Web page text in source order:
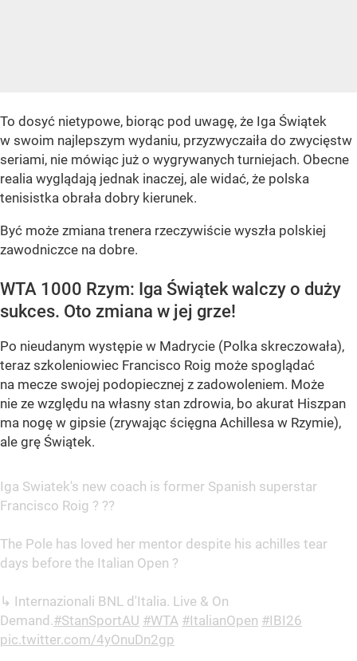
To dosyć nietypowe, biorąc pod uwagę, że Iga Świątek
w swoim najlepszym wydaniu, przyzwyczaiła do zwycięstw
seriami, nie mówiąc już o wygrywanych turniejach. Obecne
realia wyglądają jednak inaczej, ale widać, że polska
tenisistka obrała dobry kierunek.
Być może zmiana trenera rzeczywiście wyszła polskiej
zawodniczce na dobre.
WTA 1000 Rzym: Iga Świątek walczy o duży
sukces. Oto zmiana w jej grze!
Po nieudanym występie w Madrycie (Polka skreczowała),
teraz szkoleniowiec Francisco Roig może spoglądać
na mecze swojej podopiecznej z zadowoleniem. Może
nie ze względu na własny stan zdrowia, bo akurat Hiszpan
ma nogę w gipsie (zrywając ścięgna Achillesa w Rzymie),
ale grę Świątek.
Iga Swiatek's new coach is former Spanish superstar
Francisco Roig ? ??
The Pole has loved her mentor despite his achilles tear
days before the Italian Open ?
↳ Internazionali BNL d'Italia. Live & On
Demand.#StanSportAU #WTA #ItalianOpen #IBI26
pic.twitter.com/4yOnuDn2gp